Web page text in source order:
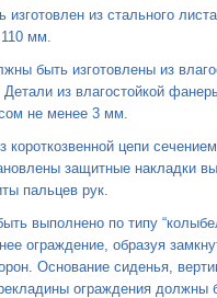
из стального
мм.
быть изготовлены из
из влагостойкой
не менее 3 мм.
цепи
защитные накладки
пальцев рук.
выполнено по типу
ограждение, образуя
Основание сиденья,
ограждения должны